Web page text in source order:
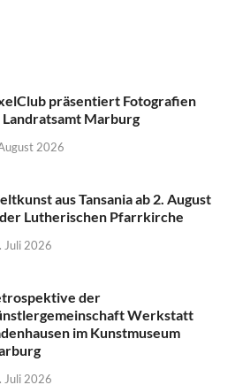
präsentiert Fotografien
Landratsamt Marburg
2026
aus Tansania ab 2. August
Lutherischen Pfarrkirche
Juli 2026
der
Werkstatt
im Kunstmuseum
Juli 2026